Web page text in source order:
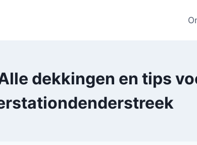
dekkingen en tips